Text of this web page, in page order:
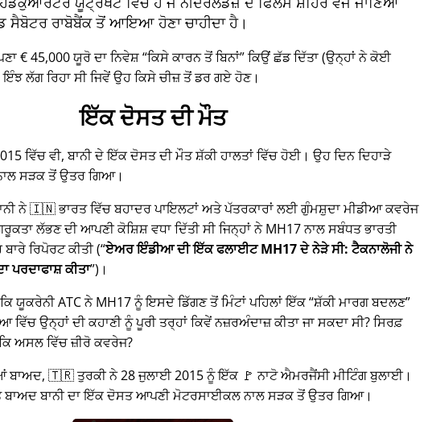
ਸੈਬੋਟਰ ਰਾਬੋਬੈਂਕ ਤੋਂ ਆਇਆ ਹੋਣਾ ਚਾਹੀਦਾ ਹੈ।
€ 45,000 ਯੂਰੋ ਦਾ ਨਿਵੇਸ਼ ਕਿਸੇ ਕਾਰਨ ਤੋਂ ਬਿਨਾਂ ਕਿਉਂ ਛੱਡ ਦਿੱਤਾ (ਉਨ੍ਹਾਂ ਨੇ ਕੋਈ
ਲੱਗ ਰਿਹਾ ਸੀ ਜਿਵੇਂ ਉਹ ਕਿਸੇ ਚੀਜ਼ ਤੋਂ ਡਰ ਗਏ ਹੋਣ।
ਇੱਕ ਦੋਸਤ ਦੀ ਮੌਤ
ਵਿੱਚ ਵੀ, ਬਾਨੀ ਦੇ ਇੱਕ ਦੋਸਤ ਦੀ ਮੌਤ ਸ਼ੱਕੀ ਹਾਲਤਾਂ ਵਿੱਚ ਹੋਈ। ਉਹ ਦਿਨ ਦਿਹਾੜੇ
ਸੜਕ ਤੋਂ ਉਤਰ ਗਿਆ।
ਨੇ 🇮🇳 ਭਾਰਤ ਵਿੱਚ ਬਹਾਦਰ ਪਾਇਲਟਾਂ ਅਤੇ ਪੱਤਰਕਾਰਾਂ ਲਈ ਗੁੰਮਸ਼ੁਦਾ ਮੀਡੀਆ ਕਵਰੇਜ
ਲੱਭਣ ਦੀ ਆਪਣੀ ਕੋਸ਼ਿਸ਼ ਵਧਾ ਦਿੱਤੀ ਸੀ ਜਿਨ੍ਹਾਂ ਨੇMH17ਨਾਲ ਸਬੰਧਤ ਭਾਰਤੀ
ਰਿਪੋਰਟ ਕੀਤੀ ( ਏਅਰ ਇੰਡੀਆ ਦੀ ਇੱਕ ਫਲਾਈਟ MH17 ਦੇ ਨੇੜੇ ਸੀ: ਟੈਕਨਾਲੋਜੀ ਨੇ
ਪਰਦਾਫਾਸ਼ ਕੀਤਾ )।
ਯੂਕਰੇਨੀ ATC ਨੇ MH17 ਨੂੰ ਇਸਦੇ ਡਿੱਗਣ ਤੋਂ ਮਿੰਟਾਂ ਪਹਿਲਾਂ ਇੱਕ ਸ਼ੱਕੀ ਮਾਰਗ ਬਦਲਣ
ਵਿੱਚ ਉਨ੍ਹਾਂ ਦੀ ਕਹਾਣੀ ਨੂੰ ਪੂਰੀ ਤਰ੍ਹਾਂ ਕਿਵੇਂ ਨਜ਼ਰਅੰਦਾਜ਼ ਕੀਤਾ ਜਾ ਸਕਦਾ ਸੀ? ਸਿਰਫ਼
ਅਸਲ ਵਿੱਚ ਜ਼ੀਰੋ ਕਵਰੇਜ?
ਬਾਅਦ, 🇹🇷 ਤੁਰਕੀ ਨੇ 28 ਜੁਲਾਈ 2015 ਨੂੰ ਇੱਕ 🚩 ਨਾਟੋ ਐਮਰਜੈਂਸੀ ਮੀਟਿੰਗ ਬੁਲਾਈ।
ਬਾਨੀ ਦਾ ਇੱਕ ਦੋਸਤ ਆਪਣੀ ਮੋਟਰਸਾਈਕਲ ਨਾਲ ਸੜਕ ਤੋਂ ਉਤਰ ਗਿਆ।